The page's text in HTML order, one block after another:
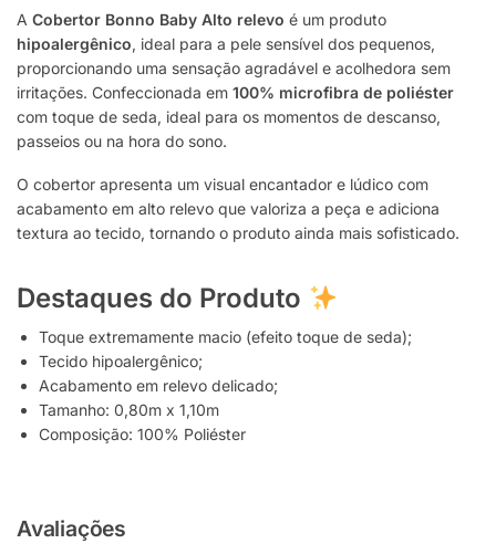
A Cobertor Bonno Baby Alto relevo é um produto
hipoalergênico, ideal para a pele sensível dos pequenos,
proporcionando uma sensação agradável e acolhedora sem
irritações. Confeccionada em 100% microfibra de poliéster
com toque de seda, ideal para os momentos de descanso,
passeios ou na hora do sono.
O cobertor apresenta um visual encantador e lúdico com
acabamento em alto relevo que valoriza a peça e adiciona
textura ao tecido, tornando o produto ainda mais sofisticado.
Destaques do Produto
Toque extremamente macio (efeito toque de seda);
Tecido hipoalergênico;
Acabamento em relevo delicado;
Tamanho: 0,80m x 1,10m
Composição: 100% Poliéster
Avaliações